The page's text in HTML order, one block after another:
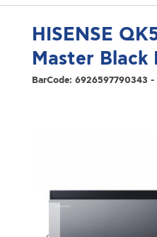
HISENSE
Master Black
BarCode: 6926597790343 -